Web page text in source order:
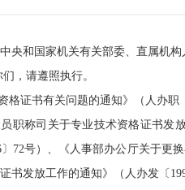
和国家机关有关部委、直属机构
，请遵照执行。
格证书有关问题的通知》（人办职
职称司关于专业技术资格证书发
〕 72号）、《人事部办公厅关于更
书发放工作的通知》（人办发〔